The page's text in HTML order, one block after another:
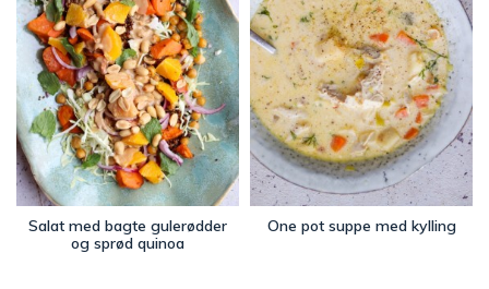
Salat med bagte gulerødder
og sprød quinoa
One pot suppe med kylling